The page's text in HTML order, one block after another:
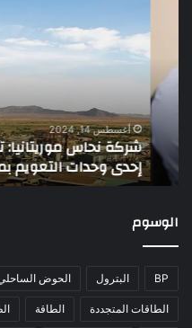
موريتانيا:
السيطرة
على
محدود
في
إحدى
وحدات
بمصنع
المعالجة
إصابات
أغسطس 14, 2024
شركة نحاس موريتانيا:
إحدى وحدات التعويم
الوسوم
BP البترول الحوض الساحلي
الطاقات المتجددة الطاقة